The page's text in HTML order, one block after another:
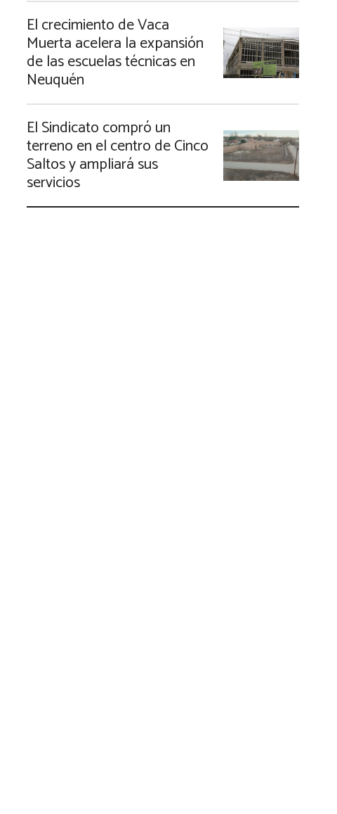
El crecimiento de Vaca
Muerta acelera la expansión
de las escuelas técnicas en
Neuquén
El Sindicato compró un
terreno en el centro de Cinco
Saltos y ampliará sus
servicios